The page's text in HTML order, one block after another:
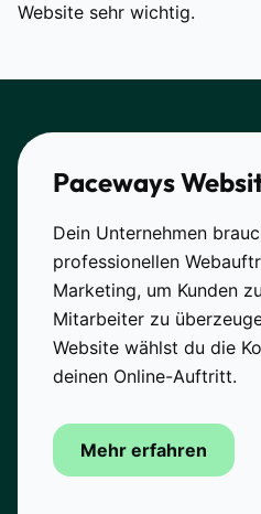
Website sehr wichtig.
Paceways
Dein Unternehmen
professionellen
Marketing, um Kunden
Mitarbeiter zu
Website wählst du die
deinen Online-Auftritt.
Mehr erfahren